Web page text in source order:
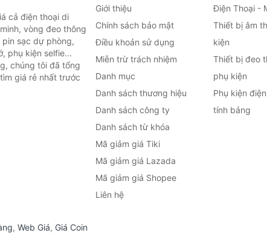
cả điện thoại di
vòng đeo thông
sạc dự phòng,
phụ kiện selfie...
chúng tôi đã tổng
giá rẻ nhất trước
Giới thiệu
Chính sách bảo mật
Điều khoản sử dụng
Miễn trừ trách nhiệm
Danh mục
Danh sách thương hiệu
Danh sách công ty
Danh sách từ khóa
Mã giảm giá Tiki
Mã giảm giá Lazada
Mã giảm giá Shopee
Liên hệ
Điện Thoại -
Thiết bị âm
kiện
Thiết bị đeo
phụ kiện
Phụ kiện
tính bảng
, Web Giá, Giá Coin